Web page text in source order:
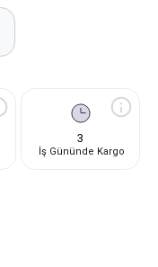
3
İş Gününde Kargo